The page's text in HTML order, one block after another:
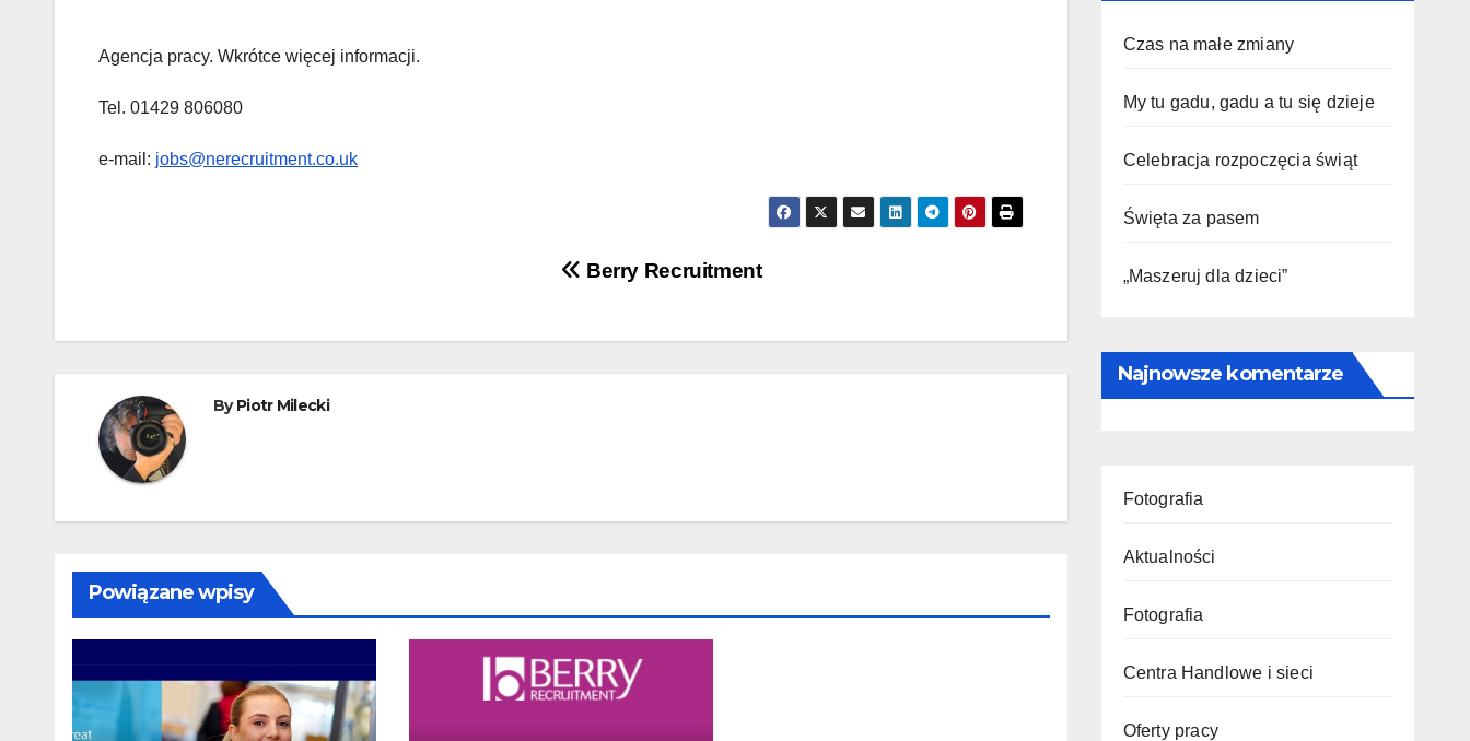
Agencja pracy. Wkrótce więcej informacji.
Tel. 01429 806080
e-mail: jobs@nerecruitment.co.uk
Berry Recruitment
ByPiotr Milecki
Powiązane wpisy
Czas na małe zmiany
My tu gadu, gadu a tu się dzieje
Celebracja rozpoczęcia świąt
Święta za pasem
„Maszeruj dla dzieci”
Najnowsze komentarze
Fotografia
Aktualności
Fotografia
Centra Handlowe i sieci
Oferty pracy